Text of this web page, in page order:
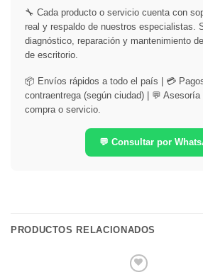
🔧 Cada producto o servicio cuenta con
real y respaldo de nuestros especialistas.
diagnóstico, reparación y mantenimiento
de escritorio.
📦 Envíos rápidos a todo el país | 💳
contraentrega (según ciudad) | 💬
compra o servicio.
💬 Consultar por
PRODUCTOS RELACIONADOS